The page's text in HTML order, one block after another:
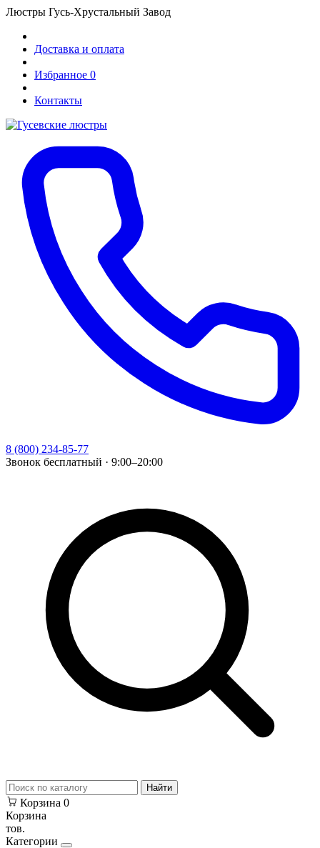
Люстры Гусь-Хрустальный Завод
Доставка и оплата
Избранное 0
Контакты
8 (800) 234-85-77
Звонок бесплатный · 9:00–20:00
Найти
Корзина 0
Корзина
тов.
Категории